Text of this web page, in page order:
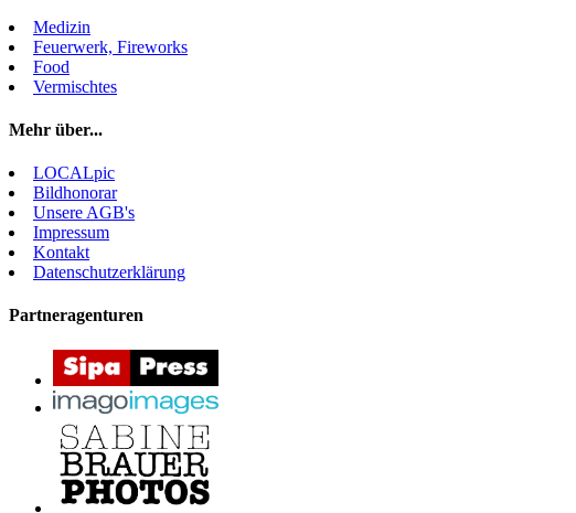
Medizin
Feuerwerk, Fireworks
Food
Vermischtes
Mehr über...
LOCALpic
Bildhonorar
Unsere AGB's
Impressum
Kontakt
Datenschutzerklärung
Partneragenturen